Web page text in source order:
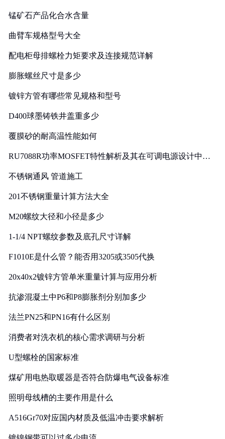
锰矿石产品化合水含量
曲臂车规格型号大全
配电柜母排螺栓力矩要求及连接规范详解
膨胀螺丝尺寸是多少
镀锌方管有哪些常见规格和型号
D400球墨铸铁井盖重多少
覆膜砂的耐高温性能如何
RU7088R功率MOSFET特性解析及其在可调电源设计中的
不锈钢通风 管道施工
201不锈钢重量计算方法大全
M20螺纹大径和小径是多少
1-1/4 NPT螺纹参数及底孔尺寸详解
F1010E是什么管？能否用3205或3505代换
20x40x2镀锌方管单米重量计算与应用分析
抗渗混凝土中P6和P8膨胀剂分别加多少
法兰PN25和PN16有什么区别
消费者对洗衣机的核心需求调研与分析
U型螺栓的国家标准
煤矿用电热取暖器是否符合防爆电气设备标准
照明母线槽的主要作用是什么
A516Gr70对应国内材质及低温冲击要求解析